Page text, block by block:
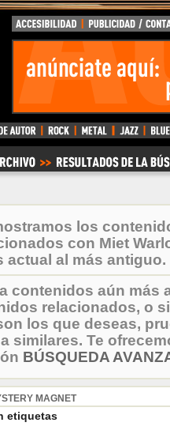
los
con Miet
actual al más antiguo.
contenidos aún más
relacionados, o
los que deseas,
similares. Te
BÚSQUEDA
MAGNET
etiquetas